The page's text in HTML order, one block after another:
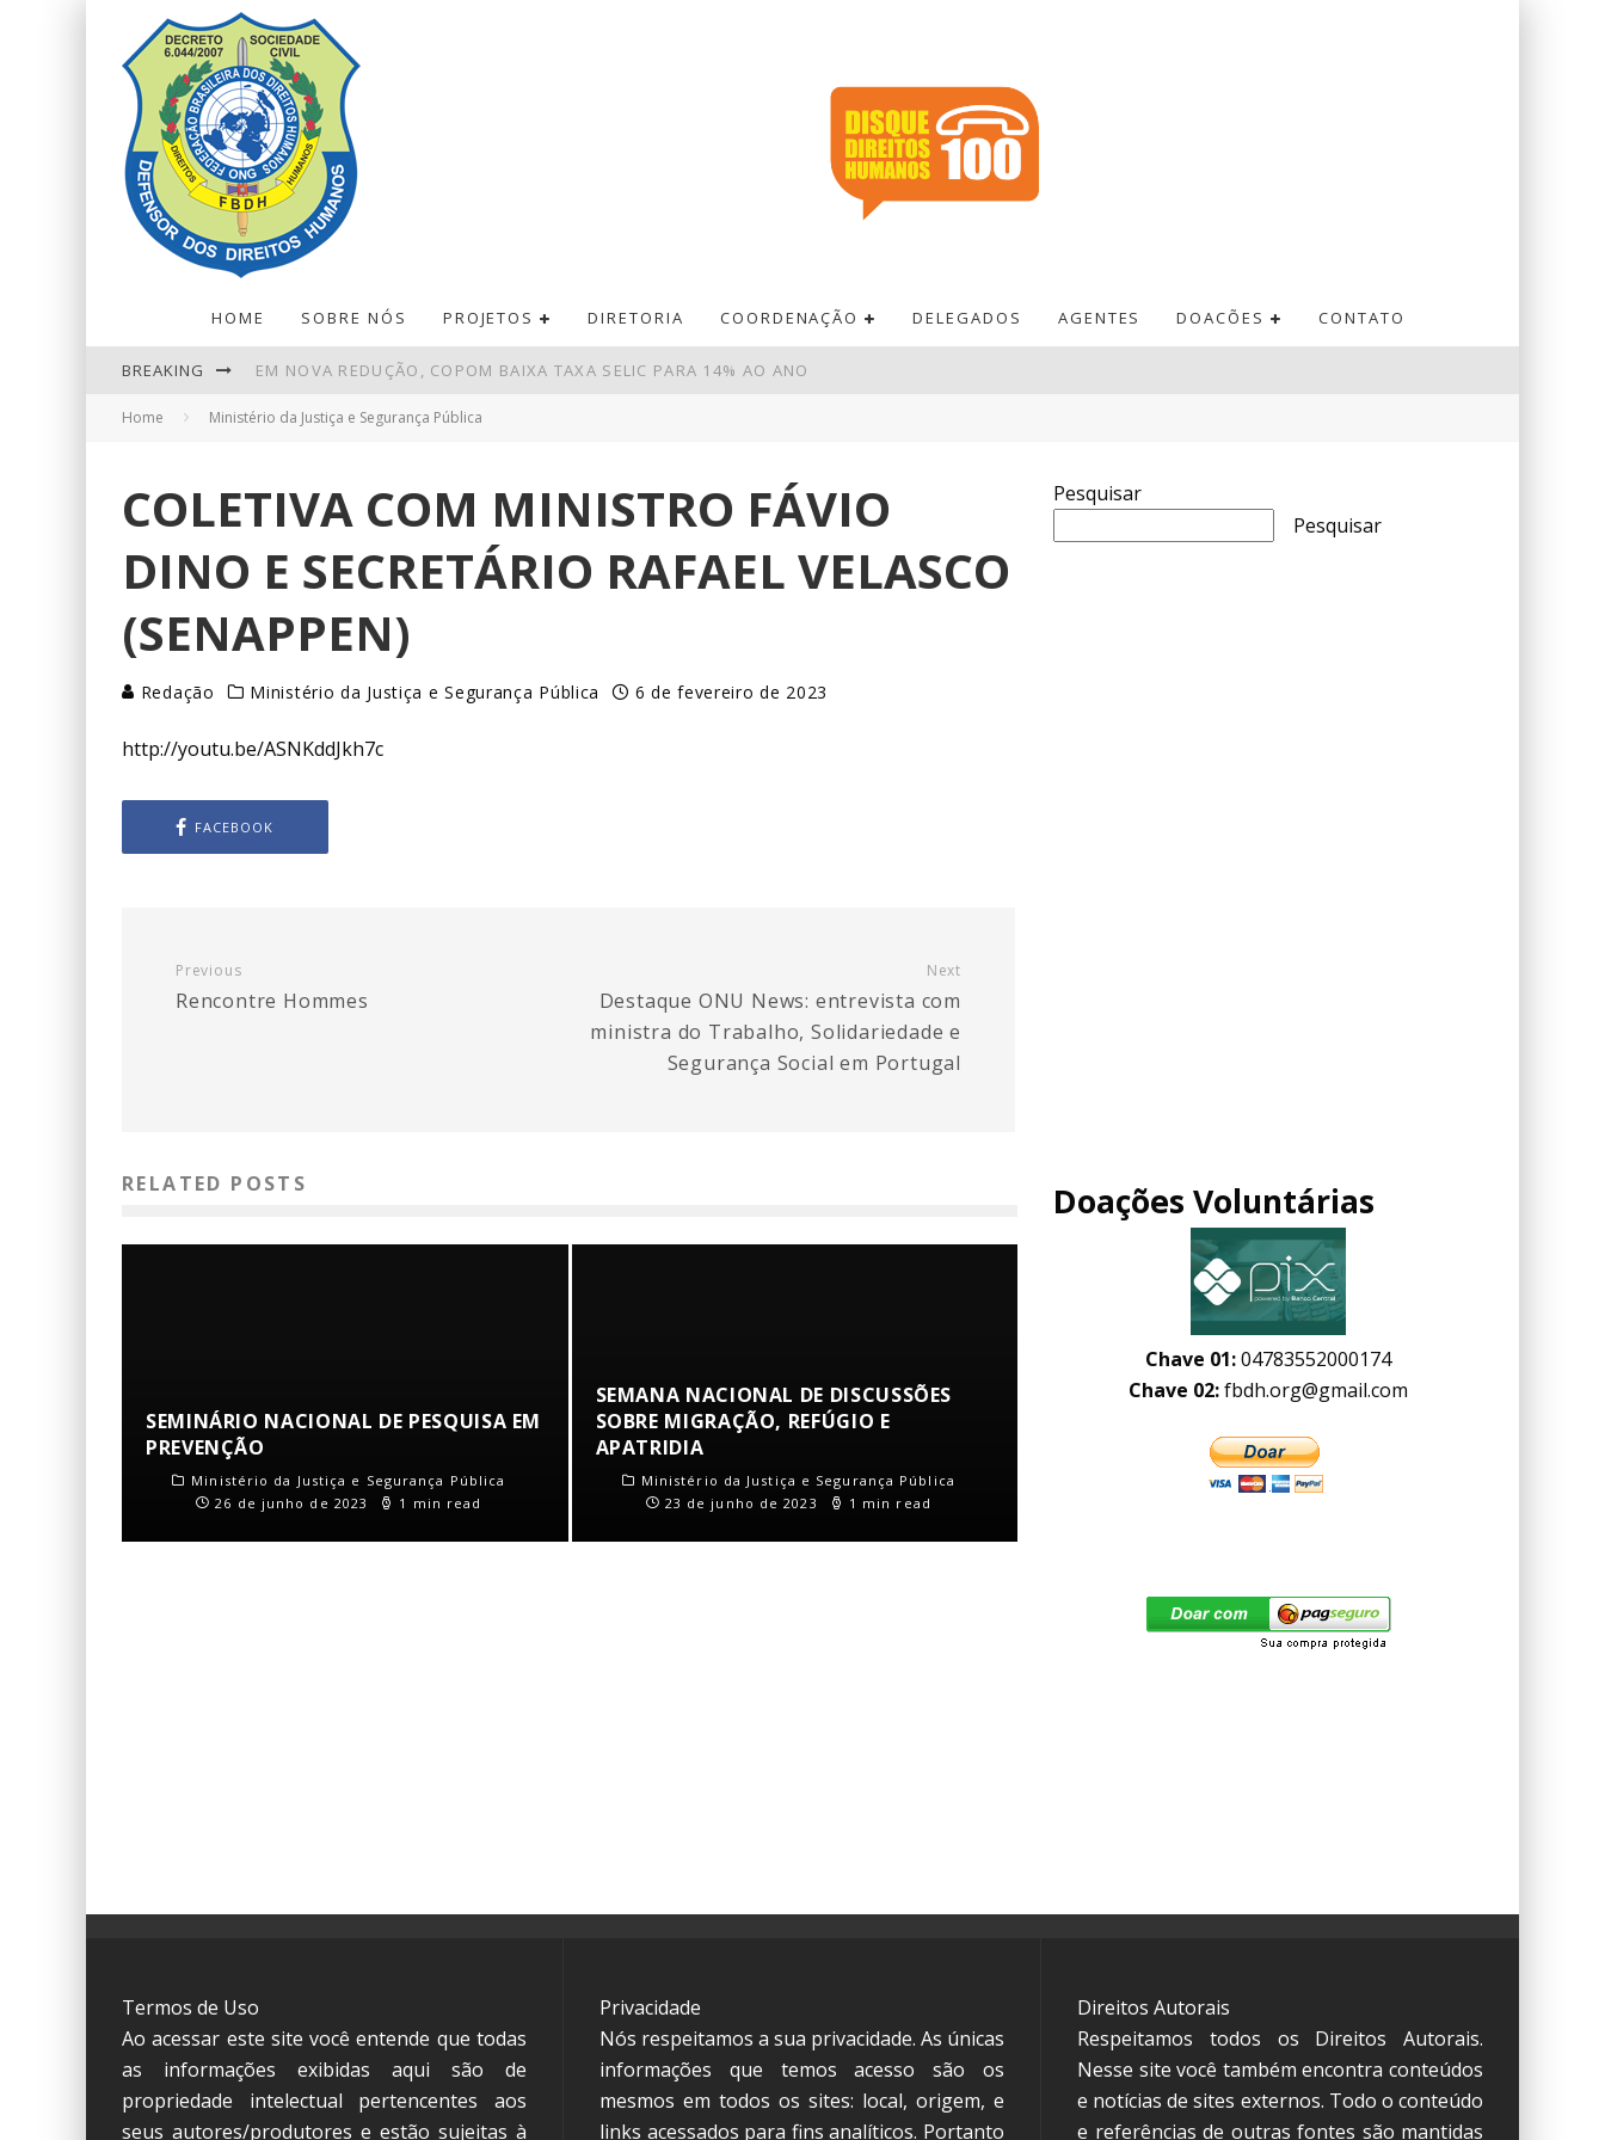
HOME SOBRE NÓS PROJETOS DIRETORIA COORDENAÇÃO DELEGADOS AGENTES DOACÕES CONTATO
BREAKING EM NOVA REDUÇÃO, COPOM BAIXA TAXA SELIC PARA 14% AO ANO
EBSERH - FILIAL HOSPITAL UNIVERSITÁRIO ONOFRE LOPES
REDUÇÃO DA TAXA DE JUROS AINDA É INSUFICIENTE, AVALIAM ENTIDADES
Home Ministério da Justiça e Segurança Pública
COLETIVA COM MINISTRO FÁVIO
DINO E SECRETÁRIO RAFAEL VELASCO
(SENAPPEN)
Redação Ministério da Justiça e Segurança Pública 6 de fevereiro de 2023
http://youtu.be/ASNKddJkh7c
FACEBOOK
Previous
Rencontre Hommes
Next
Destaque ONU News: entrevista com
ministra do Trabalho, Solidariedade e
Segurança Social em Portugal
RELATED POSTS
SEMINÁRIO NACIONAL DE PESQUISA EM
PREVENÇÃO
Ministério da Justiça e Segurança Pública
26 de junho de 2023
1 min read
SEMANA NACIONAL DE DISCUSSÕES
SOBRE MIGRAÇÃO, REFÚGIO E
APATRIDIA
Ministério da Justiça e Segurança Pública
23 de junho de 2023
1 min read
Pesquisar
Pesquisar
Doações Voluntárias
Chave 01:04783552000174
Chave 02:fbdh.org@gmail.com
Termos de Uso
Ao acessar este site você entende que todas
as informações exibidas aqui são de
propriedade intelectual pertencentes aos
seus autores/produtores e estão sujeitas à
Privacidade
Nós respeitamos a sua privacidade. As únicas
informações que temos acesso são os
mesmos em todos os sites: local, origem, e
links acessados para fins analíticos. Portanto
Direitos Autorais
Respeitamos todos os Direitos Autorais.
Nesse site você também encontra conteúdos
e notícias de sites externos. Todo o conteúdo
e referências de outras fontes são mantidas